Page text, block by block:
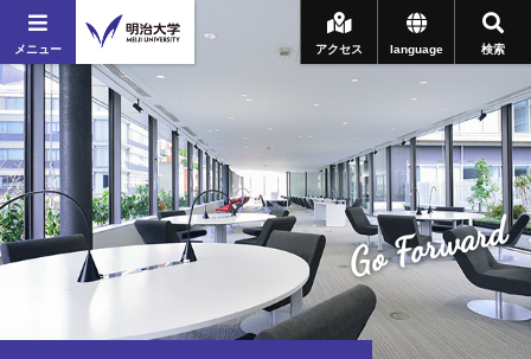
メニュー 検索
language
アクセス
Go Forward